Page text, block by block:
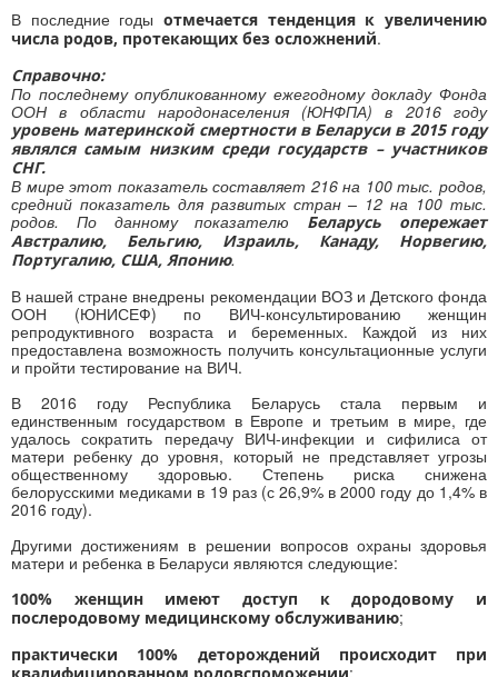
В последние годы отмечается тенденция к увеличению
числа родов, протекающих без осложнений.
Справочно:
По последнему опубликованному ежегодному докладу Фонда
ООН в области народонаселения (ЮНФПА) в 2016 году
уровень материнской смертности в Беларуси в 2015 году
являлся самым низким среди государств – участников
СНГ.
В мире этот показатель составляет 216 на 100 тыс. родов,
средний показатель для развитых стран – 12 на 100 тыс.
родов. По данному показателю Беларусь опережает
Австралию, Бельгию, Израиль, Канаду, Норвегию,
Португалию, США, Японию.
В нашей стране внедрены рекомендации ВОЗ и Детского фонда
ООН (ЮНИСЕФ) по ВИЧ-консультированию женщин
репродуктивного возраста и беременных. Каждой из них
предоставлена возможность получить консультационные услуги
и пройти тестирование на ВИЧ.
В 2016 году Республика Беларусь стала первым и
единственным государством в Европе и третьим в мире, где
удалось сократить передачу ВИЧ-инфекции и сифилиса от
матери ребенку до уровня, который не представляет угрозы
общественному здоровью. Степень риска снижена
белорусскими медиками в 19 раз (с 26,9% в 2000 году до 1,4% в
2016 году).
Другими достижениям в решении вопросов охраны здоровья
матери и ребенка в Беларуси являются следующие:
100% женщин имеют доступ к дородовому и
послеродовому медицинскому обслуживанию;
практически 100% деторождений происходит при
;